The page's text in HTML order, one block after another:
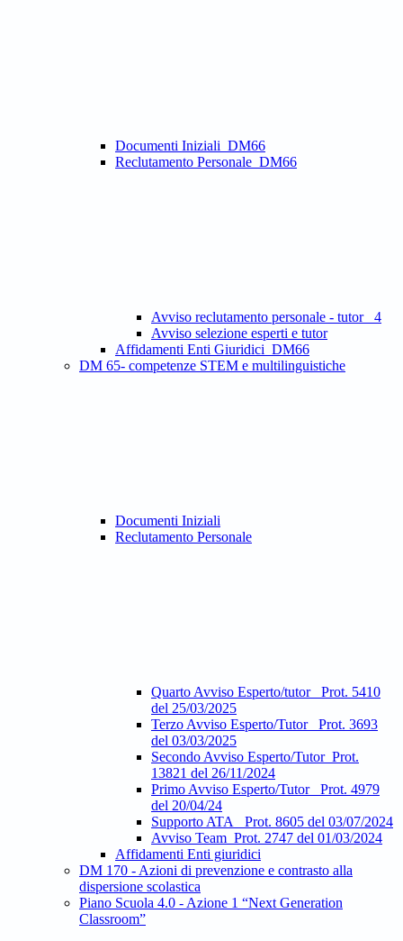
Documenti Iniziali_DM66
Reclutamento Personale_DM66
Avviso reclutamento personale - tutor _4
Avviso selezione esperti e tutor
Affidamenti Enti Giuridici_DM66
DM 65- competenze STEM e multilinguistiche
Documenti Iniziali
Reclutamento Personale
Quarto Avviso Esperto/tutor_ Prot. 5410
del 25/03/2025
Terzo Avviso Esperto/Tutor_ Prot. 3693
del 03/03/2025
Secondo Avviso Esperto/Tutor_Prot.
13821 del 26/11/2024
Primo Avviso Esperto/Tutor_ Prot. 4979
del 20/04/24
Supporto ATA_ Prot. 8605 del 03/07/2024
Avviso Team_Prot. 2747 del 01/03/2024
Affidamenti Enti giuridici
DM 170 - Azioni di prevenzione e contrasto alla
dispersione scolastica
Piano Scuola 4.0 - Azione 1 “Next Generation
Classroom”